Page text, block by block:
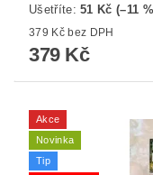
Ušetříte:51 Kč (–11
379 Kč bez DPH
379 Kč
Akce
Novinka
Tip